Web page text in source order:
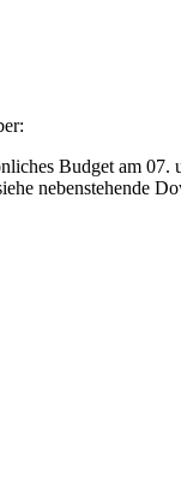
Budget am 07.
nebenstehende